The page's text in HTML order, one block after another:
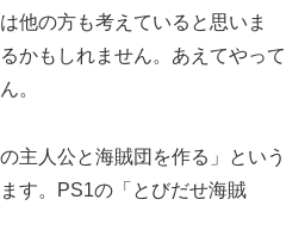
他の方も考えていると思いま
かもしれません。あえてやって
。
主人公と海賊団を作る」という
す。PS1の「とびだせ海賊